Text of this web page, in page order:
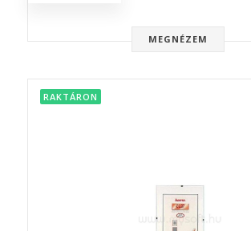
MEGNÉZEM
RAKTÁRON